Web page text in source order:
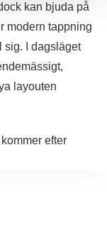
kan bjuda på
modern tappning
sig. I dagsläget
layouten
efter